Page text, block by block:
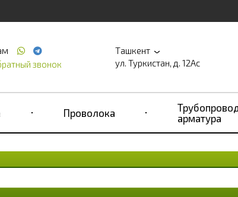
звонок
Ташкент
ул. Туркистан, д. 12Ас
Проволока
арматура